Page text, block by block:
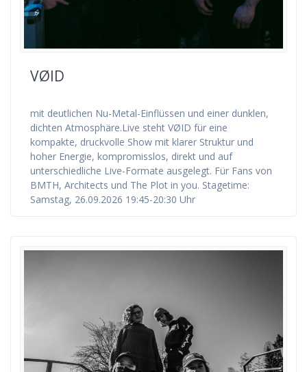
VØID
mit deutlichen Nu-Metal-Einflüssen und einer dunklen,
dichten Atmosphäre.Live steht VØID für eine
kompakte, druckvolle Show mit klarer Struktur und
hoher Energie, kompromisslos, direkt und auf
unterschiedliche Live-Formate ausgelegt. Für Fans von
BMTH, Architects und The Plot in you. Stagetime:
Samstag, 26.09.2026 19:45-20:30 Uhr